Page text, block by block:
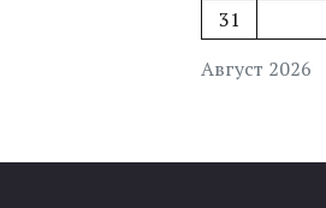
Август 2026
31